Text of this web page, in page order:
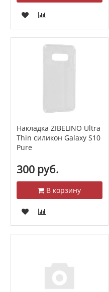
Накладка ZIBELINO Ultra
Thin силикон Galaxy S10
Pure
300 руб.
В корзину